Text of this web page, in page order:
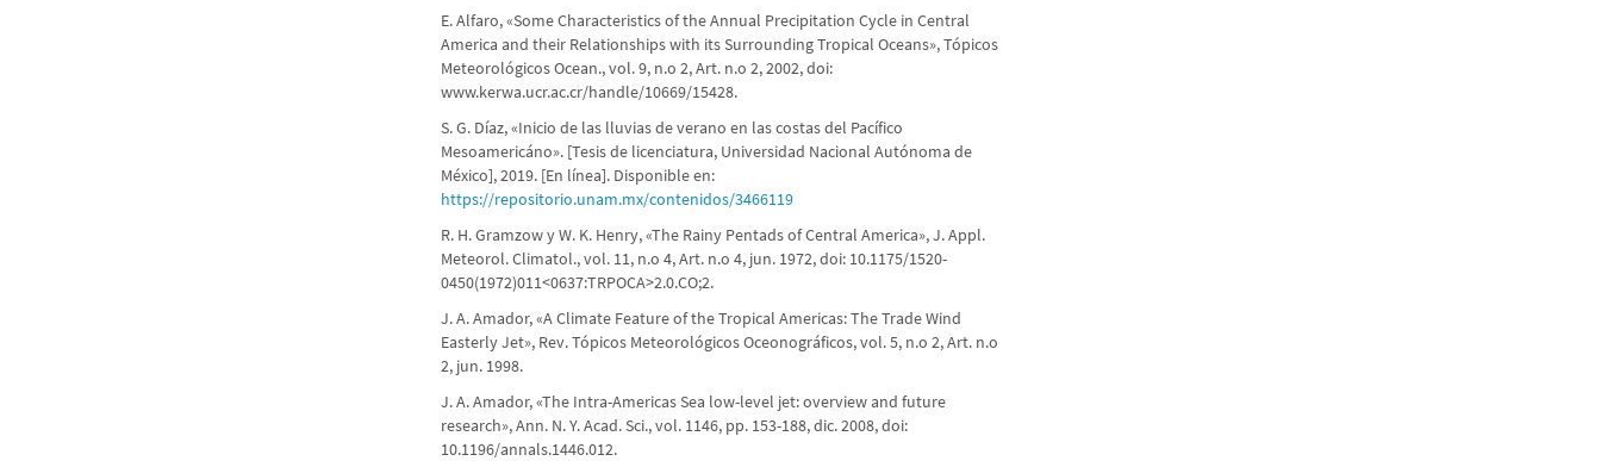
E. Alfaro, «Some Characteristics of the Annual Precipitation Cycle in Central
America and their Relationships with its Surrounding Tropical Oceans», Tópicos
Meteorológicos Ocean., vol. 9, n.o 2, Art. n.o 2, 2002, doi:
www.kerwa.ucr.ac.cr/handle/10669/15428.
S. G. Díaz, «Inicio de las lluvias de verano en las costas del Pacífico
Mesoamericáno». [Tesis de licenciatura, Universidad Nacional Autónoma de
México], 2019. [En línea]. Disponible en:
https://repositorio.unam.mx/contenidos/3466119
R. H. Gramzow y W. K. Henry, «The Rainy Pentads of Central America», J. Appl.
Meteorol. Climatol., vol. 11, n.o 4, Art. n.o 4, jun. 1972, doi: 10.1175/1520-
0450(1972)011<0637:TRPOCA>2.0.CO;2.
J. A. Amador, «A Climate Feature of the Tropical Americas: The Trade Wind
Easterly Jet», Rev. Tópicos Meteorológicos Oceonográficos, vol. 5, n.o 2, Art. n.o
2, jun. 1998.
J. A. Amador, «The Intra-Americas Sea low-level jet: overview and future
research», Ann. N. Y. Acad. Sci., vol. 1146, pp. 153-188, dic. 2008, doi:
10.1196/annals.1446.012.